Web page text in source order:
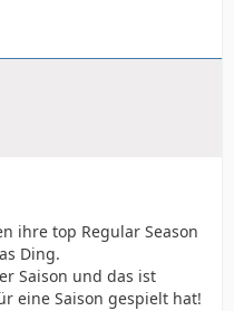
ihre top Regular Season
Ding.
Saison und das ist
eine Saison gespielt hat!